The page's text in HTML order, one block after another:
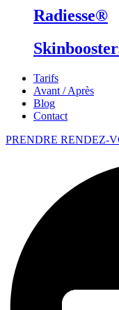
Radiesse®
Tarifs
Avant / Après
Blog
Contact
PRENDRE RENDEZ-